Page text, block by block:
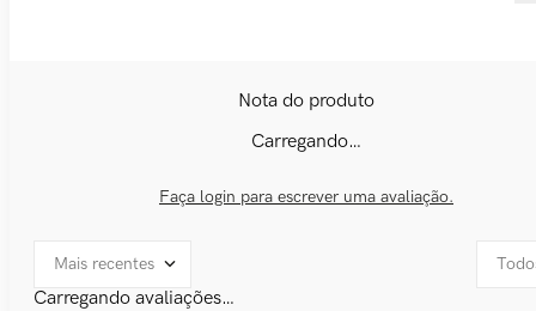
Carregando…
Faça login para escrever uma avaliação.
Mais recentes
Carregando avaliações…